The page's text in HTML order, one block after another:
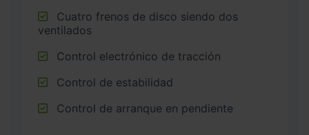
ventilados
Control electrónico de tracción
Control de estabilidad
Control de arranque en pendiente